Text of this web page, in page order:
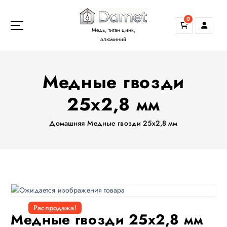
Медь, титан цинк,
алюминий
0
Медные гвозди
25х2,8 мм
Домашняя Медные гвозди 25х2,8 мм
Распродажа!
Медные гвозди 25х2,8 мм